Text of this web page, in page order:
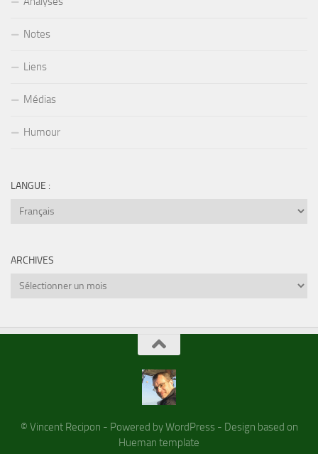
Notes
Liens
Médias
Humour
LANGUE :
ARCHIVES
Archives
© Vincent Recipon - Powered by WordPress - Design based on
Hueman template